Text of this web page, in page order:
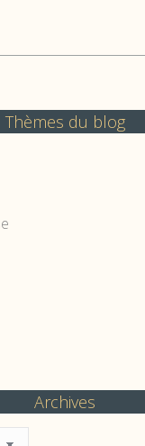
Thèmes du blog
Archives